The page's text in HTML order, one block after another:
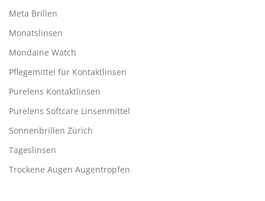
Meta Brillen
Monatslinsen
Mondaine Watch
Pflegemittel für Kontaktlinsen
Purelens Kontaktlinsen
Purelens Softcare Linsenmittel
Sonnenbrillen Zürich
Tageslinsen
Trockene Augen Augentropfen